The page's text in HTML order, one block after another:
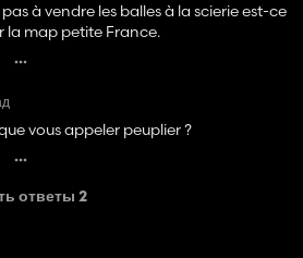
à vendre les balles à la scierie est-ce
la map petite France.
vous appeler peuplier ?
ответы 2